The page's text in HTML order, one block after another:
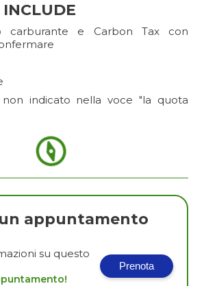
carburante e Carbon Tax con
indicato nella voce "la quota
appuntamento
su questo
Prenota